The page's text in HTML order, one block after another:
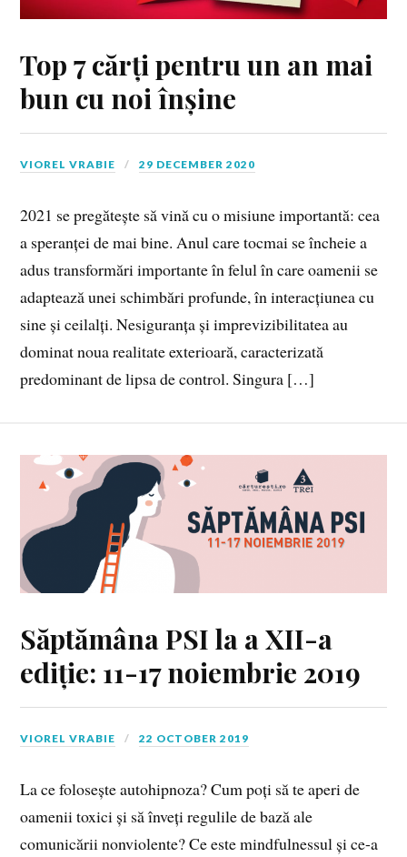
Top 7 cărți pentru un an mai
bun cu noi înșine
VIOREL VRABIE 29 DECEMBER 2020
2021 se pregătește să vină cu o misiune importantă: cea
a speranței de mai bine. Anul care tocmai se încheie a
adus transformări importante în felul în care oamenii se
adaptează unei schimbări profunde, în interacțiunea cu
sine și ceilalți. Nesiguranța și imprevizibilitatea au
dominat noua realitate exterioară, caracterizată
predominant de lipsa de control. Singura […]
Săptămâna PSI la a XII-a
ediție: 11-17 noiembrie 2019
VIOREL VRABIE 22 OCTOBER 2019
La ce folosește autohipnoza? Cum poți să te aperi de
oamenii toxici și să înveți regulile de bază ale
comunicării nonviolente? Ce este mindfulnessul și ce-a